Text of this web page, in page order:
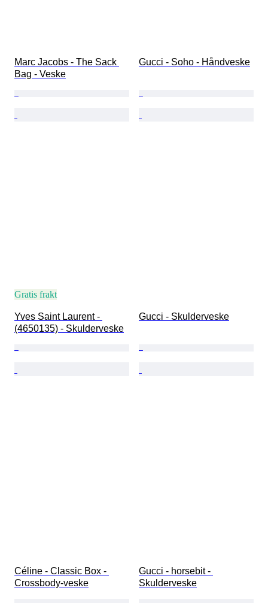
Marc Jacobs - The Sack
Bag - Veske
Gucci - Soho - Håndveske
Gratis frakt
Yves Saint Laurent -
(4650135) - Skulderveske
Gucci - Skulderveske
Céline - Classic Box -
Crossbody-veske
Gucci - horsebit -
Skulderveske